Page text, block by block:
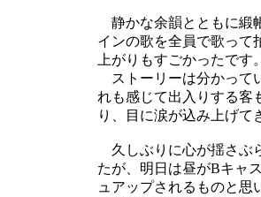
静かな余韻とともに緞
インの歌を全員で歌って
上がりもすごかったです。
ストーリーは分かって
れも感じて出入りする客
り、目に涙が込み上げて
久しぶりに心が揺さぶ
たが、明日は昼がBキャ
ュアップされるものと思